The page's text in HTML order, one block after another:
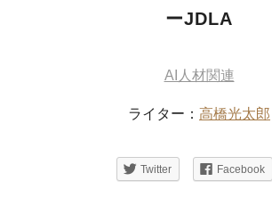
ーJDLA
AI人材関連
ライター： 高橋光太郎
Twitter Facebook